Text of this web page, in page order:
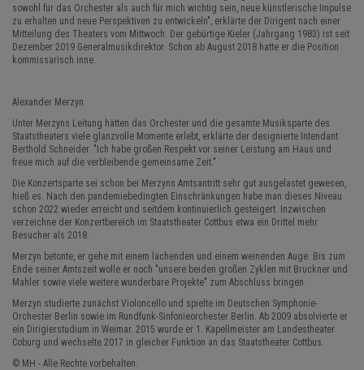
sowohl für das Orchester als auch für mich wichtig sein, neue künstlerische Impulse
zu erhalten und neue Perspektiven zu entwickeln", erklärte der Dirigent nach einer
Mitteilung des Theaters vom Mittwoch. Der gebürtige Kieler (Jahrgang 1983) ist seit
Dezember 2019 Generalmusikdirektor. Schon ab August 2018 hatte er die Position
kommissarisch inne.
Alexander Merzyn
Unter Merzyns Leitung hätten das Orchester und die gesamte Musiksparte des
Staatstheaters viele glanzvolle Momente erlebt, erklärte der designierte Intendant
Berthold Schneider. "Ich habe großen Respekt vor seiner Leistung am Haus und
freue mich auf die verbleibende gemeinsame Zeit."
Die Konzertsparte sei schon bei Merzyns Amtsantritt sehr gut ausgelastet gewesen,
hieß es. Nach den pandemiebedingten Einschränkungen habe man dieses Niveau
schon 2022 wieder erreicht und seitdem kontinuierlich gesteigert. Inzwischen
verzeichne der Konzertbereich im Staatstheater Cottbus etwa ein Drittel mehr
Besucher als 2018.
Merzyn betonte, er gehe mit einem lachenden und einem weinenden Auge. Bis zum
Ende seiner Amtszeit wolle er noch "unsere beiden großen Zyklen mit Bruckner und
Mahler sowie viele weitere wunderbare Projekte" zum Abschluss bringen.
Merzyn studierte zunächst Violoncello und spielte im Deutschen Symphonie-
Orchester Berlin sowie im Rundfunk-Sinfonieorchester Berlin. Ab 2009 absolvierte er
ein Dirigierstudium in Weimar. 2015 wurde er 1. Kapellmeister am Landestheater
Coburg und wechselte 2017 in gleicher Funktion an das Staatstheater Cottbus.
© MH - Alle Rechte vorbehalten.